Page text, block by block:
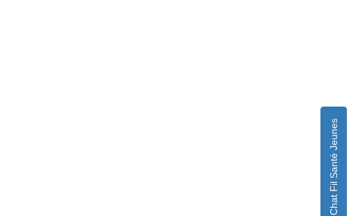
Chat Fil Santé Jeunes